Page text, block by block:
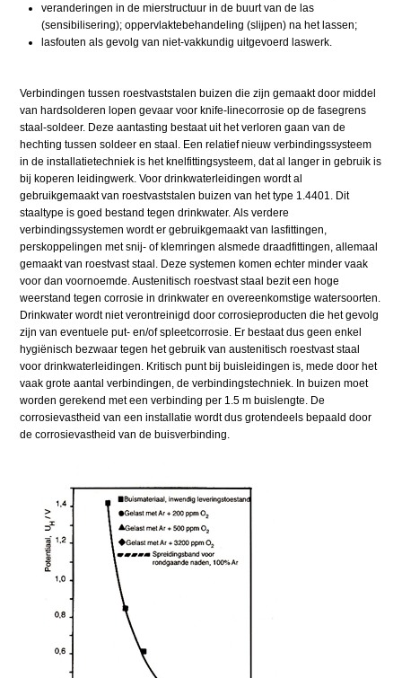
veranderingen in de mierstructuur in de buurt van de las
(sensibilisering); oppervlaktebehandeling (slijpen) na het lassen;
lasfouten als gevolg van niet-vakkundig uitgevoerd laswerk.
Verbindingen tussen roestvaststalen buizen die zijn gemaakt door middel
van hardsolderen lopen gevaar voor knife-linecorrosie op de fasegrens
staal-soldeer. Deze aantasting bestaat uit het verloren gaan van de
hechting tussen soldeer en staal. Een relatief nieuw verbindingssysteem
in de installatietechniek is het knelfittingsysteem, dat al langer in gebruik is
bij koperen leidingwerk. Voor drinkwaterleidingen wordt al
gebruikgemaakt van roestvaststalen buizen van het type 1.4401. Dit
staaltype is goed bestand tegen drinkwater. Als verdere
verbindingssystemen wordt er gebruikgemaakt van lasfittingen,
perskoppelingen met snij- of klemringen alsmede draadfittingen, allemaal
gemaakt van roestvast staal. Deze systemen komen echter minder vaak
voor dan voornoemde. Austenitisch roestvast staal bezit een hoge
weerstand tegen corrosie in drinkwater en overeenkomstige watersoorten.
Drinkwater wordt niet verontreinigd door corrosieproducten die het gevolg
zijn van eventuele put- en/of spleetcorrosie. Er bestaat dus geen enkel
hygiënisch bezwaar tegen het gebruik van austenitisch roestvast staal
voor drinkwaterleidingen. Kritisch punt bij buisleidingen is, mede door het
vaak grote aantal verbindingen, de verbindingstechniek. In buizen moet
worden gerekend met een verbinding per 1.5 m buislengte. De
corrosievastheid van een installatie wordt dus grotendeels bepaald door
de corrosievastheid van de buisverbinding.